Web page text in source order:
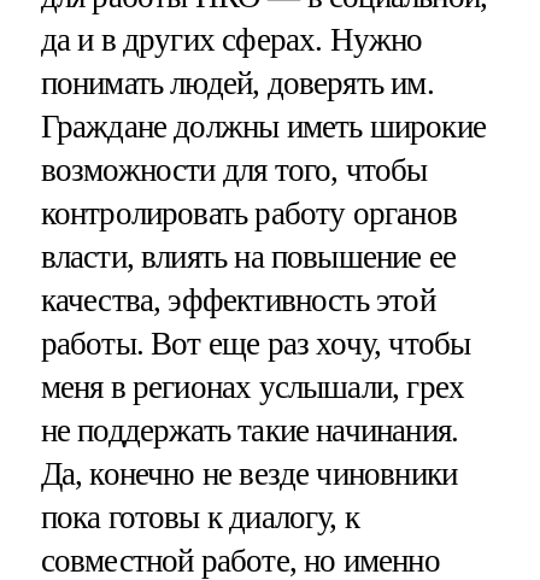
да и в других сферах. Нужно
понимать людей, доверять им.
Граждане должны иметь широкие
возможности для того, чтобы
контролировать работу органов
власти, влиять на повышение ее
качества, эффективность этой
работы. Вот еще раз хочу, чтобы
меня в регионах услышали, грех
не поддержать такие начинания.
Да, конечно не везде чиновники
пока готовы к диалогу, к
совместной работе, но именно